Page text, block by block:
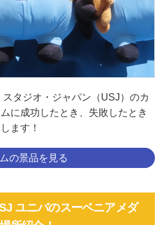
タジオ・ジャパン（USJ）のカ
に成功したとき、失敗したとき
ます！
の景品を見る
ユニバのスーベニアメダ